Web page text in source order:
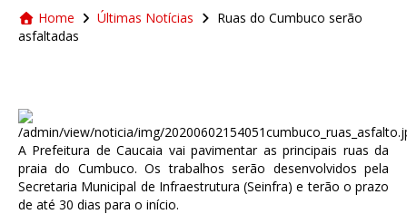
Home Últimas Notícias
Ruas do Cumbuco serão
asfaltadas
A Prefeitura de Caucaia vai pavimentar as principais ruas da
praia do Cumbuco. Os trabalhos serão desenvolvidos pela
Secretaria Municipal de Infraestrutura (Seinfra) e terão o prazo
de até 30 dias para o início.